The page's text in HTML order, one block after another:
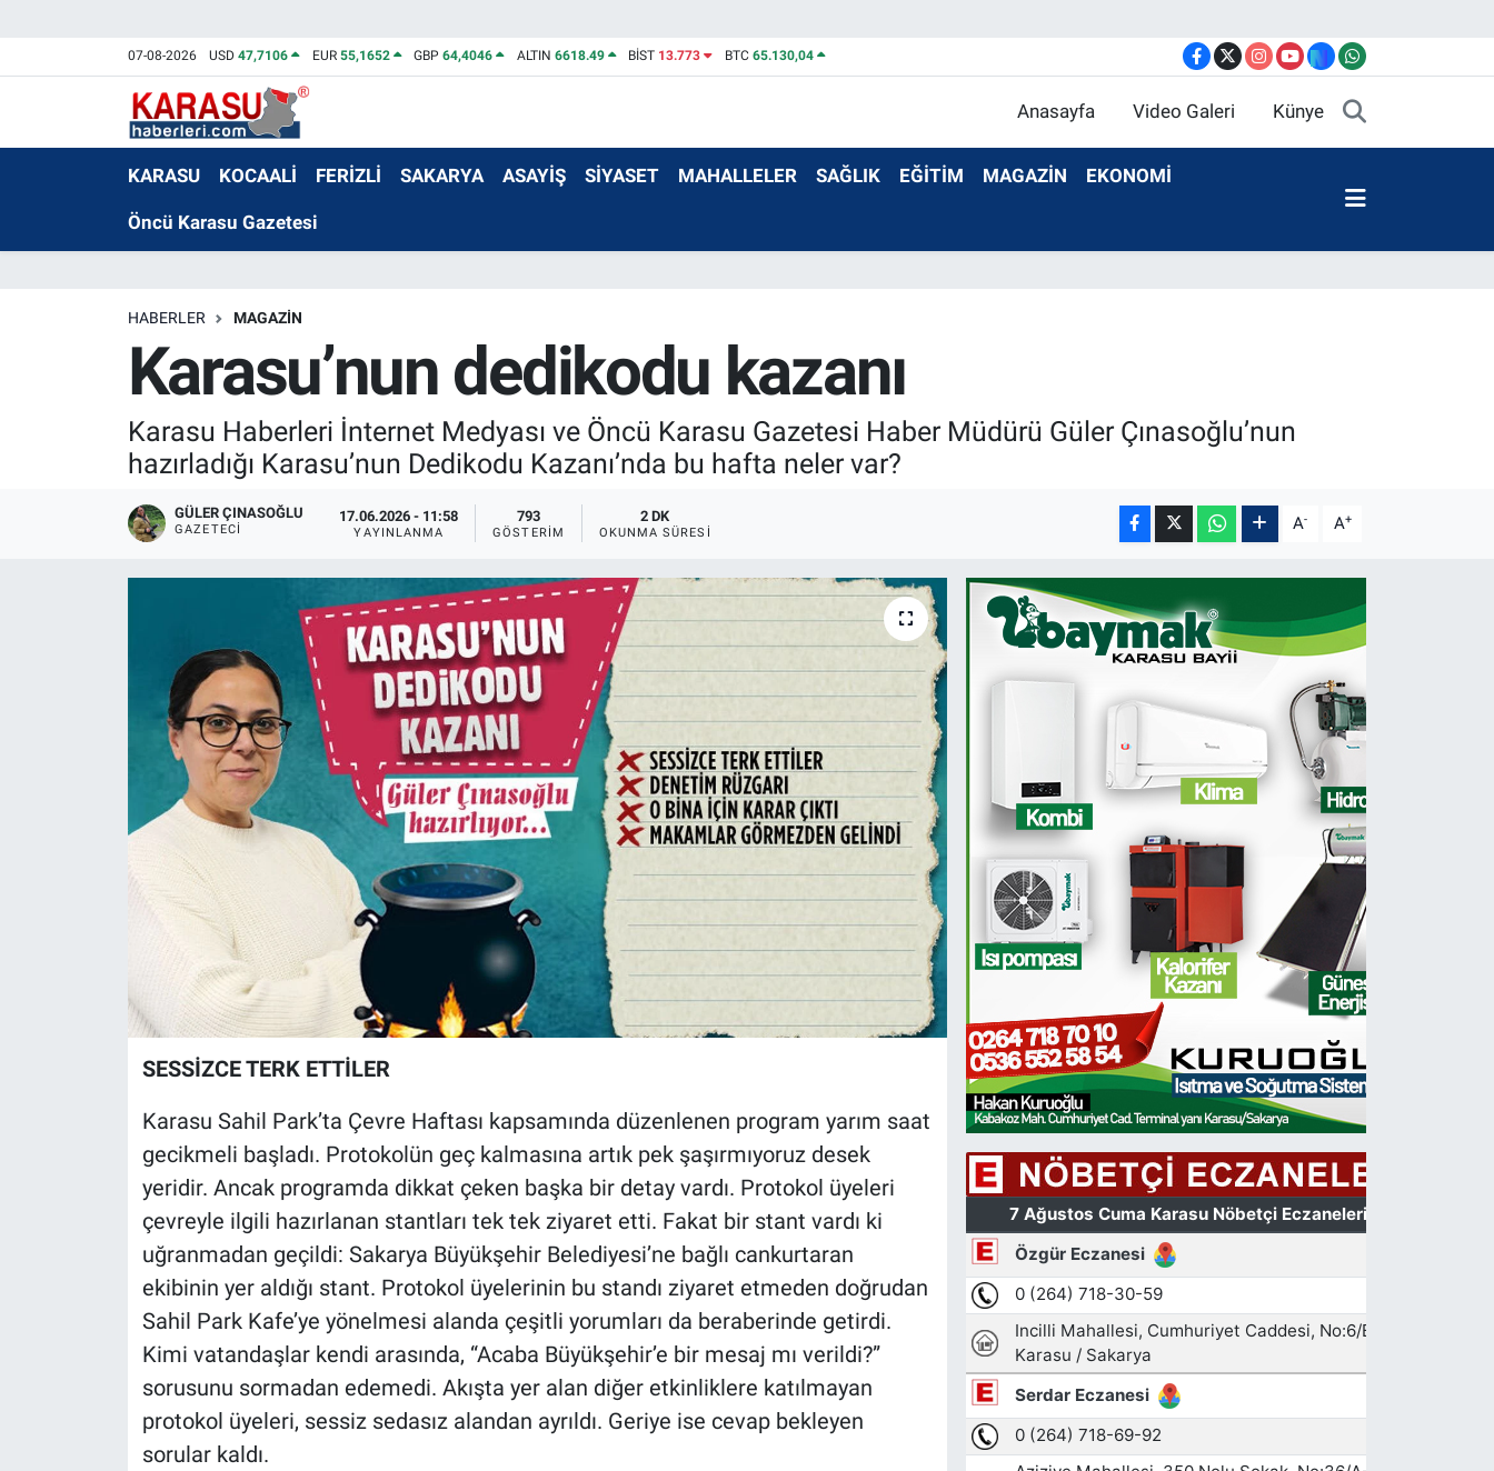
07-08-2026 USD47,7106 EUR 55,1652 GBP64,4046 ALTIN 6618.49 BİST 13.773 BTC 65.130,04
Anasayfa Video Galeri Künye
KARASU KOCAALİ FERİZLİ SAKARYA ASAYİŞ SİYASET MAHALLELER SAĞLIK EĞİTİM MAGAZİN EKONOMİ
Öncü Karasu Gazetesi
HABERLER MAGAZİN
Karasu’nun dedikodu kazanı
Karasu Haberleri İnternet Medyası ve Öncü Karasu Gazetesi Haber Müdürü Güler Çınasoğlu’nun
hazırladığı Karasu’nun Dedikodu Kazanı’nda bu hafta neler var?
GÜLER ÇINASOĞLU
GAZETECI
17.06.2026 - 11:58
YAYINLANMA
793
GÖSTERIM
2 DK
OKUNMA SÜRESI A- A+
SESSİZCE TERK ETTİLER
Karasu Sahil Park’ta Çevre Haftası kapsamında düzenlenen program yarım saat
gecikmeli başladı. Protokolün geç kalmasına artık pek şaşırmıyoruz desek
yeridir. Ancak programda dikkat çeken başka bir detay vardı. Protokol üyeleri
çevreyle ilgili hazırlanan stantları tek tek ziyaret etti. Fakat bir stant vardı ki
uğranmadan geçildi: Sakarya Büyükşehir Belediyesi’ne bağlı cankurtaran
ekibinin yer aldığı stant. Protokol üyelerinin bu standı ziyaret etmeden doğrudan
Sahil Park Kafe’ye yönelmesi alanda çeşitli yorumları da beraberinde getirdi.
Kimi vatandaşlar kendi arasında, “Acaba Büyükşehir’e bir mesaj mı verildi?”
sorusunu sormadan edemedi. Akışta yer alan diğer etkinliklere katılmayan
protokol üyeleri, sessiz sedasız alandan ayrıldı. Geriye ise cevap bekleyen
sorular kaldı.